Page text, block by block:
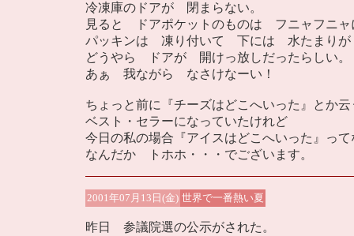
冷凍庫のドアが 閉まらない。
見ると ドアポケットのものは フニャフニャ
パッキンは 凍り付いて 下には 水たまりが
どうやら ドアが 開けっ放しだったらしい。
あぁ 我ながら なさけなーい！
ちょっと前に『チーズはどこへいった』とか云
ベスト・セラーになっていたけれど
今日の私の場合『アイスはどこへいった』って
なんだか トホホ・・・でございます。
2001年07月13日(金) 世界で一番熱い夏
昨日 参議院選の公示がされた。